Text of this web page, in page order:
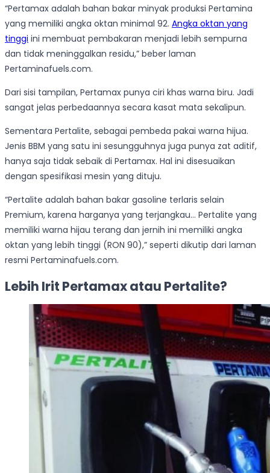
“Pertamax adalah bahan bakar minyak produksi Pertamina
yang memiliki angka oktan minimal 92. Angka oktan yang
tinggi ini membuat pembakaran menjadi lebih sempurna
dan tidak meninggalkan residu,” beber laman
Pertaminafuels.com.
Dari sisi tampilan, Pertamax punya ciri khas warna biru. Jadi
sangat jelas perbedaannya secara kasat mata sekalipun.
Sementara Pertalite, sebagai pembeda pakai warna hijua.
Jenis BBM yang satu ini sesungguhnya juga punya zat aditif,
hanya saja tidak sebaik di Pertamax. Hal ini disesuaikan
dengan spesifikasi mesin yang dituju.
“Pertalite adalah bahan bakar gasoline terlaris selain
Premium, karena harganya yang terjangkau… Pertalite yang
memiliki warna hijau terang dan jernih ini memiliki angka
oktan yang lebih tinggi (RON 90),” seperti dikutip dari laman
resmi Pertaminafuels.com.
Lebih Irit Pertamax atau Pertalite?